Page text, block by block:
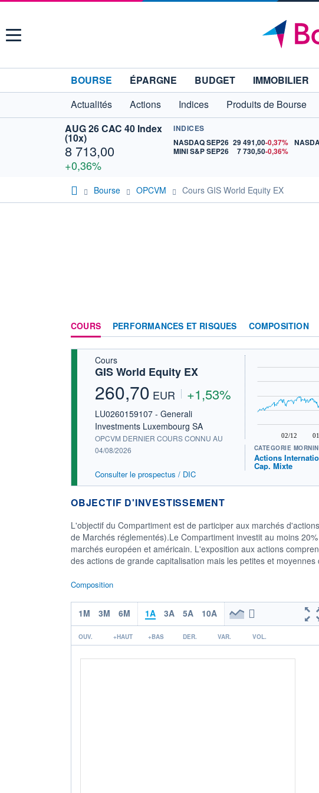
Menu
BOURSE ÉPARGNE BUDGET IMMOBILIER
Actualités
Actions Indices Produits de Bourse
AUG 26 CAC 40 Index
(10x)
8 713,00
+0,36%
INDICES
NASDAQ SEP26 29 491,00-0,37%
MINI S&P SEP26
7 730,50-0,36%
Bourse OPCVM Cours GIS World Equity EX
COURS PERFORMANCES ET RISQUES COMPOSITION
Cours
GIS World Equity EX
260,70 EUR +1,53%
LU0260159107 - Generali
Investments Luxembourg SA
OPCVM DERNIER COURS CONNU AU
04/08/2026
Consulter le prospectus / DIC
02/12
CATÉGORIE
Actions
Cap. Mixte
OBJECTIF D'INVESTISSEMENT
L'objectif du Compartiment est de participer aux marchés
de Marchés réglementés).Le Compartiment investit au moins
marchés européen et américain. L'exposition aux actions
des actions de grande capitalisation mais les petites et
Composition
1M 3M 6M 1A 3A 5A 10A
OUV. +HAUT +BAS DER. VAR. VOL.